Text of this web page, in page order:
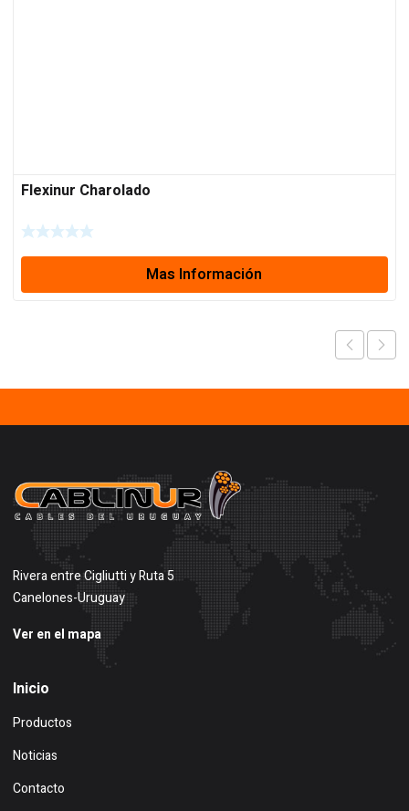
Flexinur Charolado
Mas Información
Rivera entre Cigliutti y Ruta 5
Canelones-Uruguay
Ver en el mapa
Inicio
Productos
Noticias
Contacto